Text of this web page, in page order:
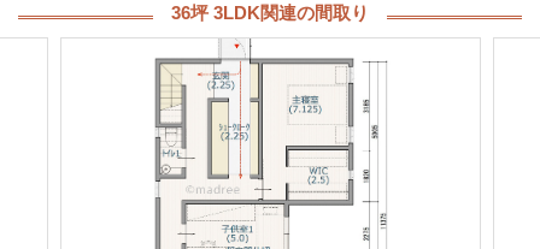
36坪 3LDK関連の間取り